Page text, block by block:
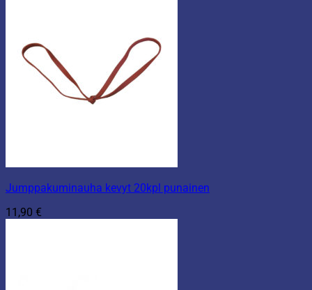
Jumppakuminauha kevyt 20kpl punainen
11,90 €